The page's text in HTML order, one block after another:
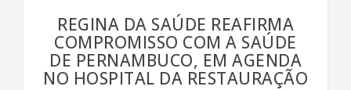
REGINA DA SAÚDE REAFIRMA
COMPROMISSO COM A SAÚDE
DE PERNAMBUCO, EM AGENDA
NO HOSPITAL DA RESTAURAÇÃO